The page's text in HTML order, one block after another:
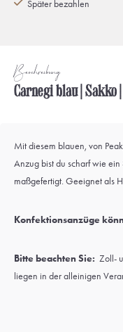
Später bezahlen
Beschreibung
Carnegi blau |
Mit diesem blauen, von
Anzug bist du scharf wie
maßgefertigt. Geeignet als
Konfektionsanzüge
Bitte beachten Sie: Zoll-
liegen in der alleinigen